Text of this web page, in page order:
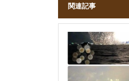
関連記事